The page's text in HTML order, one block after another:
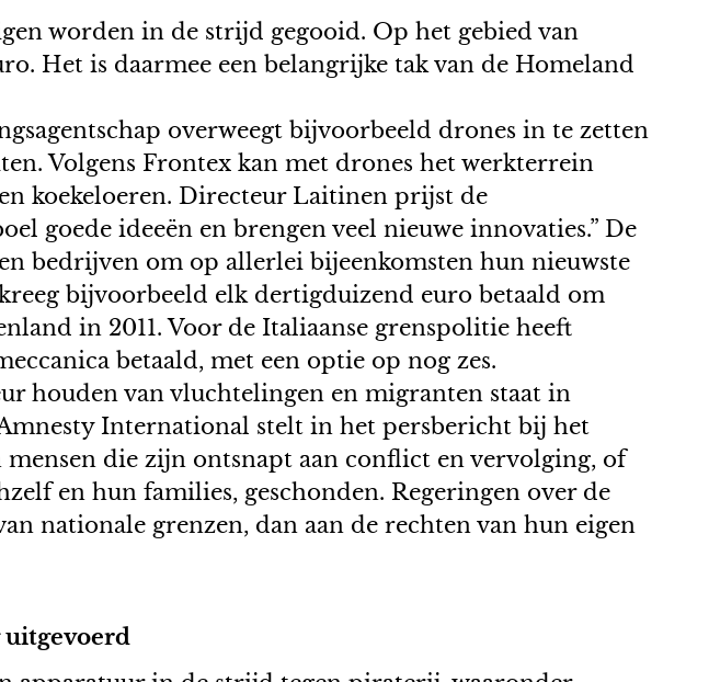
worden in de strijd gegooid. Op het gebied van
Het is daarmee een belangrijke tak van de Homeland
overweegt bijvoorbeeld drones in te zetten
Volgens Frontex kan met drones het werkterrein
koekeloeren. Directeur Laitinen prijst de
goede ideeën en brengen veel nieuwe innovaties.” De
bedrijven om op allerlei bijeenkomsten hun nieuwste
bijvoorbeeld elk dertigduizend euro betaald om
in 2011. Voor de Italiaanse grenspolitie heeft
betaald, met een optie op nog zes.
houden van vluchtelingen en migranten staat in
International stelt in het persbericht bij het
die zijn ontsnapt aan conflict en vervolging, of
en hun families, geschonden. Regeringen over de
nationale grenzen, dan aan de rechten van hun eigen